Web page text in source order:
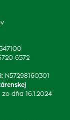
6572
: N57298160301
dňa 16.1.2024